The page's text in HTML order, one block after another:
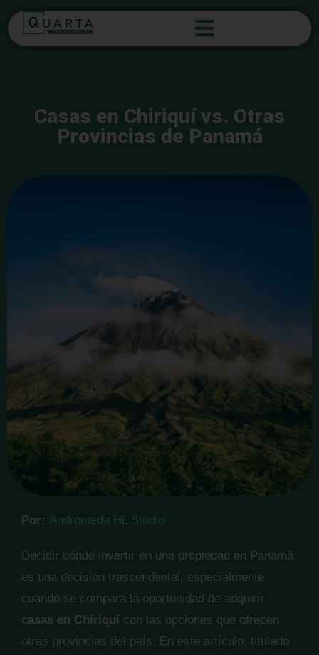
Casas en Chiriquí vs. Otras
Provincias de Panamá
Por: Andromeda HL Studio
Decidir dónde invertir en una propiedad en Panamá
es una decisión trascendental, especialmente
cuando se compara la oportunidad de adquirir
casas en Chiriquí con las opciones que ofrecen
otras provincias del país. En este artículo, titulado